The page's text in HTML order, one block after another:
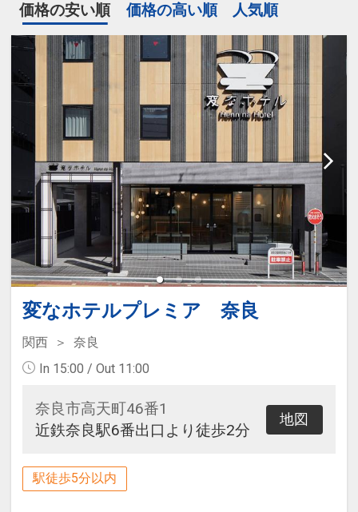
価格の安い順
価格の高い順 人気順
変なホテルプレミア 奈良
関西
奈良
In 15:00 / Out 11:00
奈良市高天町46番1
近鉄奈良駅6番出口より徒歩2分
地図
駅徒歩5分以内